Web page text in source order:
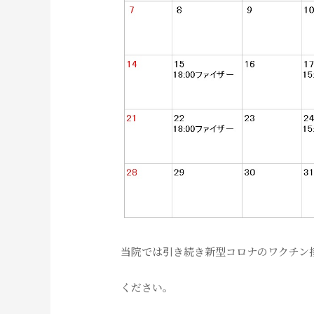
当院では引き続き新型コロナのワクチ
ください。